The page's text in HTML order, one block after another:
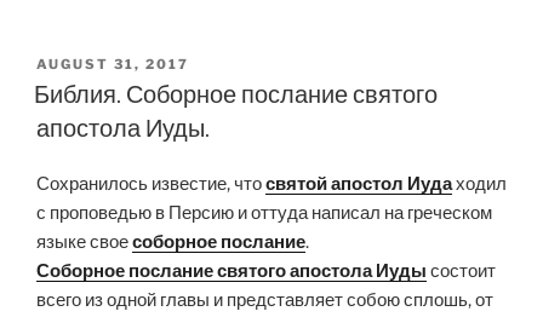
POSTED
ON
AUGUST 31, 2017
Библия. Соборное послание святого
апостола Иуды.
Сохранилось известие, чтосвятой апостол Иудаходил
с проповедью в Персию и оттуда написал на греческом
языке своесоборное послание.
Соборное послание святого апостола Иуды состоит
всего из одной главы и представляет собою сплошь, от